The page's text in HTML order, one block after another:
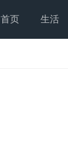
首页 生活